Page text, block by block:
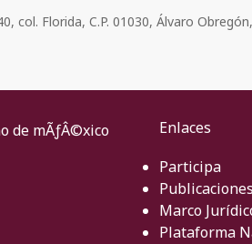
col. Florida, C.P. 01030, Álvaro
Enlaces
Participa
Marco
Plataforma